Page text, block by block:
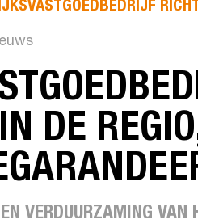
DE
VERDUURZAMING VAN